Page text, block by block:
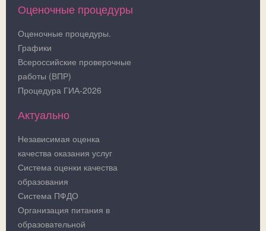
Оценочные процедуры
Оценочные процедуры.
Графики
Всероссийские проверочные
работы (ВПР)
Процедура ГИА-2026
Актуально
Независимая оценка
качества оказания услуг
Система оценки качества
образования
Система ПФДО
Организация питания в
образовательной